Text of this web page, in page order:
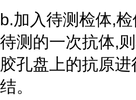
b.加入待测检体,
待测的一次抗体,
胶孔盘上的抗原
结。